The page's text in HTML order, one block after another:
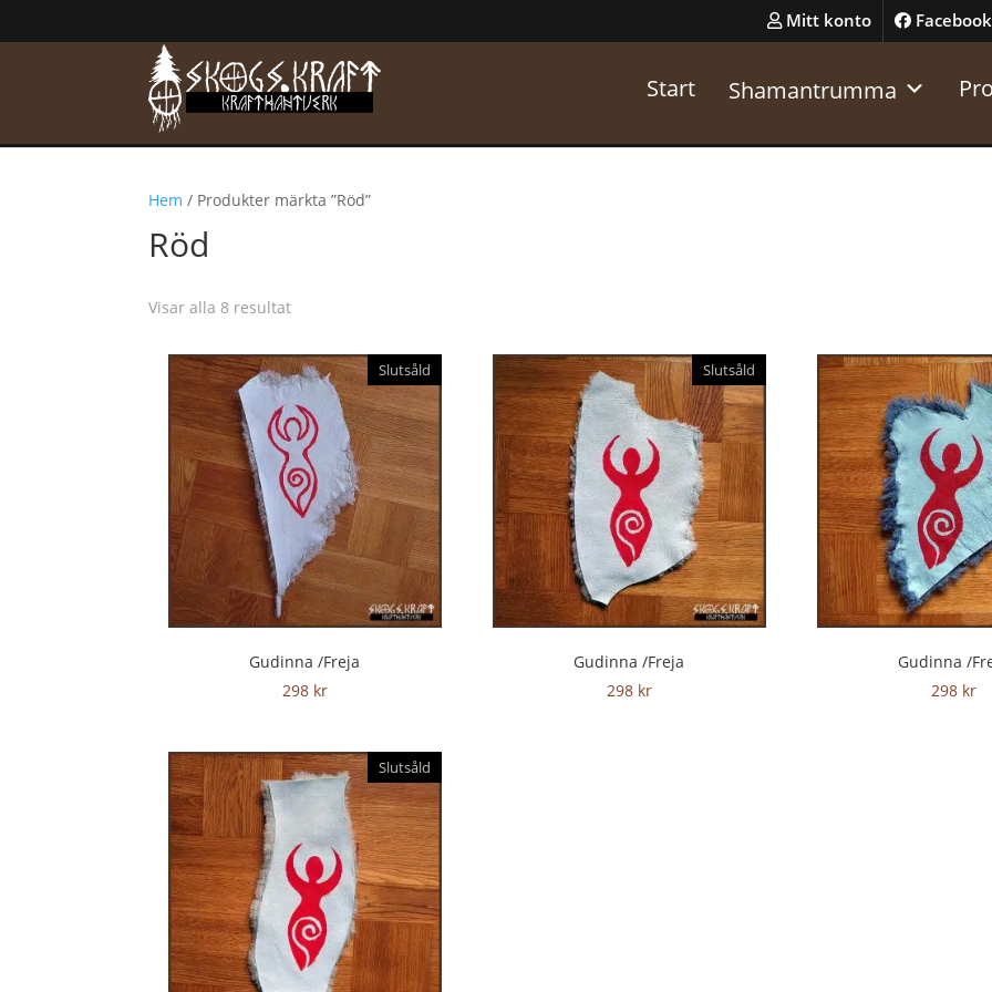
Mitt konto Facebook
Start Shamantrumma
Hem / Produkter märkta ”Röd”
Röd
Visar alla 8 resultat
Gudinna /Freja
298 kr
Slutsåld
Gudinna /Freja
298 kr
Slutsåld
Gudinna /
298 kr
Slutsåld